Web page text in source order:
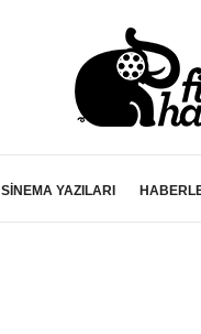
SİNEMA YAZILARI